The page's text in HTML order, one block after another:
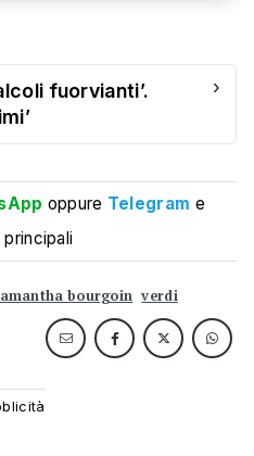
fuorvianti’.
›
oppure Telegram e
bourgoin verdi